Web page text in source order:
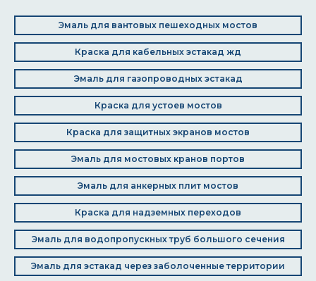
Эмаль для вантовых пешеходных мостов
Краска для кабельных эстакад жд
Эмаль для газопроводных эстакад
Краска для устоев мостов
Краска для защитных экранов мостов
Эмаль для мостовых кранов портов
Эмаль для анкерных плит мостов
Краска для надземных переходов
Эмаль для водопропускных труб большого сечения
Эмаль для эстакад через заболоченные территории